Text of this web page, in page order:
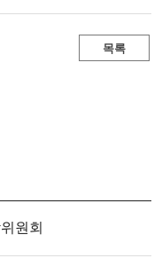
목록
원회